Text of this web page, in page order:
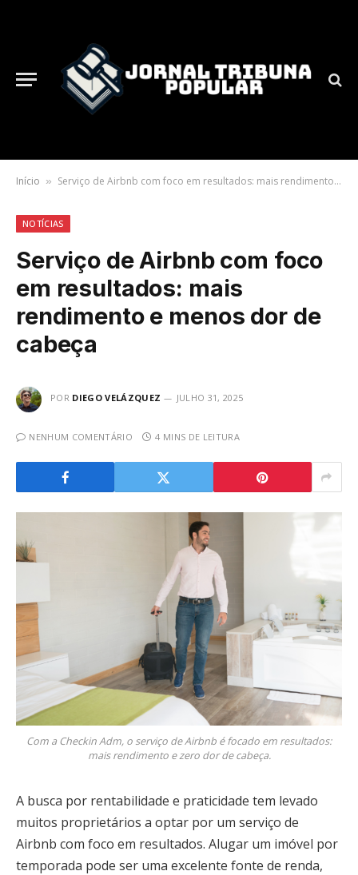
Início » Serviço de Airbnb com foco em resultados: mais rendimento e menos dor de cabeça
NOTÍCIAS
Serviço de Airbnb com foco
em resultados: mais
rendimento e menos dor de
cabeça
POR DIEGO VELÁZQUEZ JULHO 31, 2025
NENHUM COMENTÁRIO 4 MINS DE LEITURA
Com a Checkin Adm, o serviço de Airbnb é focado em resultados:
mais rendimento e zero dor de cabeça.
A busca por rentabilidade e praticidade tem levado
muitos proprietários a optar por um serviço de
Airbnb com foco em resultados. Alugar um imóvel por
temporada pode ser uma excelente fonte de renda,